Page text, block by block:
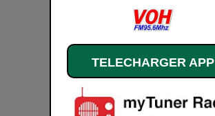
TELECHARGER APP